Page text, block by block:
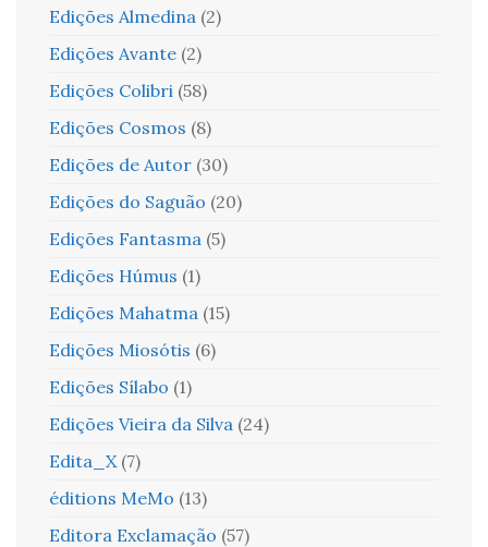
Edições Almedina (2)
Edições Avante (2)
Edições Colibri (58)
Edições Cosmos (8)
Edições de Autor (30)
Edições do Saguão (20)
Edições Fantasma (5)
Edições Húmus (1)
Edições Mahatma (15)
Edições Miosótis (6)
Edições Sílabo (1)
Edições Vieira da Silva (24)
Edita_X (7)
éditions MeMo (13)
Editora Exclamação (57)